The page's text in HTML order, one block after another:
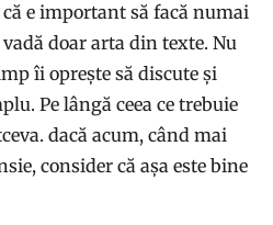
e important să facă numai
doar arta din texte. Nu
îi oprește să discute și
Pe lângă ceea ce trebuie
dacă acum, când mai
consider că așa este bine